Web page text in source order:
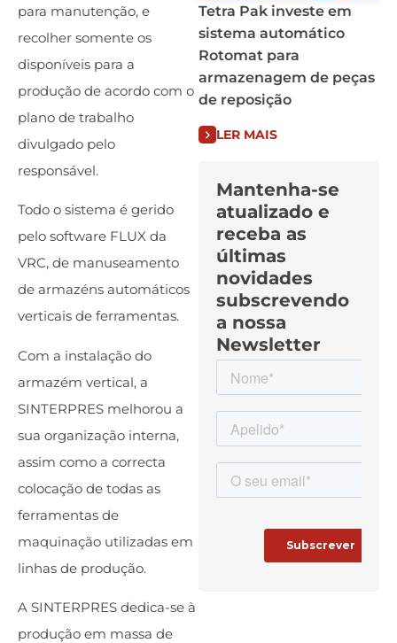
para manutenção, e
recolher somente os
disponíveis para a
produção de acordo com o
plano de trabalho
divulgado pelo
responsável.
Todo o sistema é gerido
pelo software FLUX da
VRC, de manuseamento
de armazéns automáticos
verticais de ferramentas.
Com a instalação do
armazém vertical, a
SINTERPRES melhorou a
sua organização interna,
assim como a correcta
colocação de todas as
ferramentas de
maquinação utilizadas em
linhas de produção.
A SINTERPRES dedica-se à
produção em massa de
Tetra Pak investe em
sistema automático
Rotomat para
armazenagem de peças
de reposição
LER MAIS
Mantenha-se
atualizado e
receba as
últimas
novidades
subscrevendo
a nossa
Newsletter